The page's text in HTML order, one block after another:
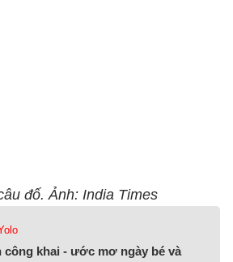
đố. Ảnh: India Times
khai - ước mơ ngày bé và